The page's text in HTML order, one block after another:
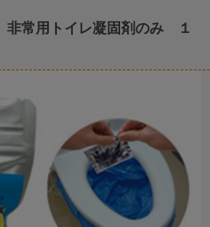
非常用トイレ凝固剤のみ １